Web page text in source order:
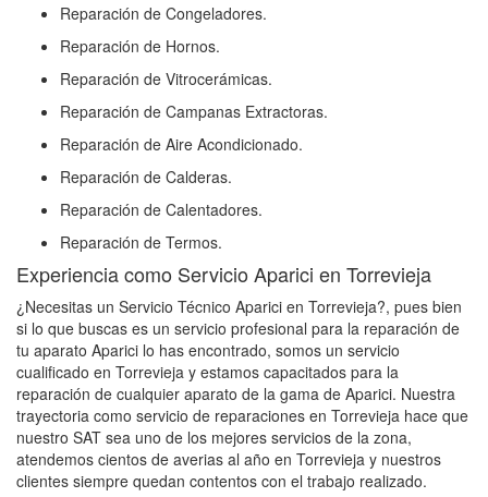
Reparación de Congeladores.
Reparación de Hornos.
Reparación de Vitrocerámicas.
Reparación de Campanas Extractoras.
Reparación de Aire Acondicionado.
Reparación de Calderas.
Reparación de Calentadores.
Reparación de Termos.
Experiencia como Servicio Aparici en Torrevieja
¿Necesitas un Servicio Técnico Aparici en Torrevieja?, pues bien
si lo que buscas es un servicio profesional para la reparación de
tu aparato Aparici lo has encontrado, somos un servicio
cualificado en Torrevieja y estamos capacitados para la
reparación de cualquier aparato de la gama de Aparici. Nuestra
trayectoria como servicio de reparaciones en Torrevieja hace que
nuestro SAT sea uno de los mejores servicios de la zona,
atendemos cientos de averias al año en Torrevieja y nuestros
clientes siempre quedan contentos con el trabajo realizado.